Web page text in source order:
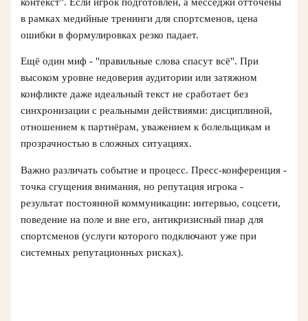
в рамках медийные тренинги для спортсменов, цена
ошибки в формулировках резко падает.
Ещё один миф - "правильные слова спасут всё". При
высоком уровне недоверия аудитории или затяжном
конфликте даже идеальный текст не сработает без
синхронизации с реальными действиями: дисциплиной,
отношением к партнёрам, уважением к болельщикам и
прозрачностью в сложных ситуациях.
Важно различать событие и процесс. Пресс-конференция -
точка сгущения внимания, но репутация игрока -
результат постоянной коммуникации: интервью, соцсети,
поведение на поле и вне его, антикризисный пиар для
спортсменов (услуги которого подключают уже при
системных репутационных рисках).